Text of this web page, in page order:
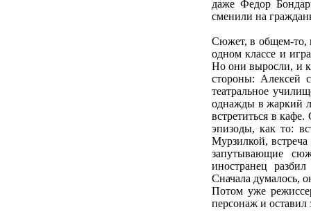
даже Федор
сменили на
Сюжет, в общем-то,
одном классе и
Но они выросли, и
стороны: Алексей
театральное
однажды в жаркий
встретиться в
эпизоды, как то:
Мурзилкой,
запутывающие
иностранец
Сначала думалось,
Потом уже
персонаж и оставил